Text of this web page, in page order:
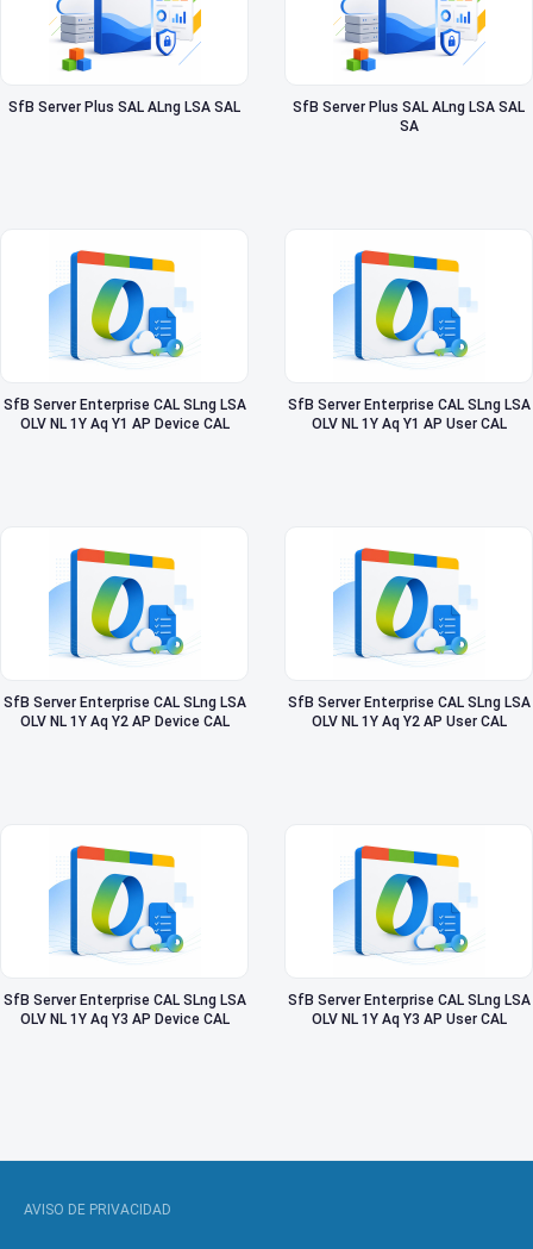
SfB Server Plus SAL ALng LSA SAL
SfB Server Plus SAL ALng LSA SAL
SA
SfB Server Enterprise CAL SLng LSA
OLV NL 1Y Aq Y1 AP Device CAL
SfB Server Enterprise CAL SLng LSA
OLV NL 1Y Aq Y1 AP User CAL
SfB Server Enterprise CAL SLng LSA
OLV NL 1Y Aq Y2 AP Device CAL
SfB Server Enterprise CAL SLng LSA
OLV NL 1Y Aq Y2 AP User CAL
SfB Server Enterprise CAL SLng LSA
OLV NL 1Y Aq Y3 AP Device CAL
SfB Server Enterprise CAL SLng LSA
OLV NL 1Y Aq Y3 AP User CAL
AVISO DE PRIVACIDAD